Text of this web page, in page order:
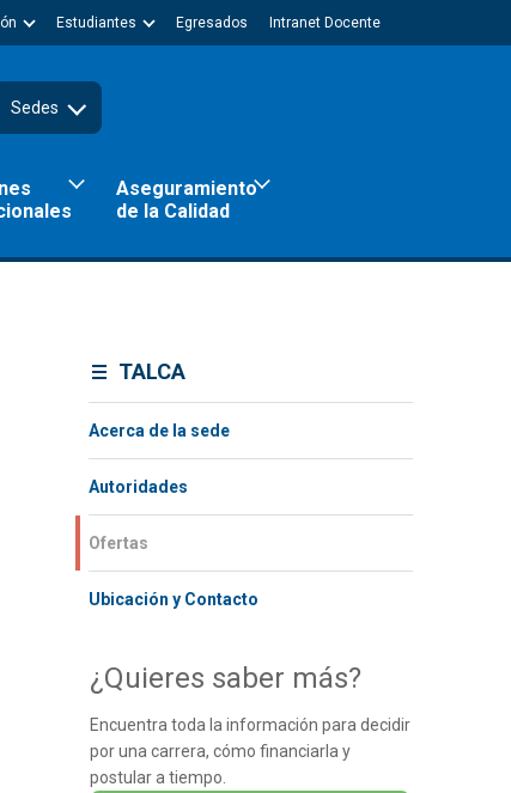
Intranet Docente
Egresados
Estudiantes
Sedes
Aseguramiento
de la Calidad
TALCA
Acerca de la sede
Autoridades
Ofertas
Ubicación y Contacto
¿Quieres saber más?
Encuentra toda la información para decidir
por una carrera, cómo financiarla y
postular a tiempo.